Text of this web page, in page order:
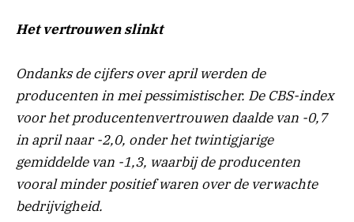
Het vertrouwen slinkt
Ondanks de cijfers over april werden de
producenten in mei pessimistischer. De CBS-index
voor het producentenvertrouwen daalde van -0,7
in april naar -2,0, onder het twintigjarige
gemiddelde van -1,3, waarbij de producenten
vooral minder positief waren over de verwachte
bedrijvigheid.